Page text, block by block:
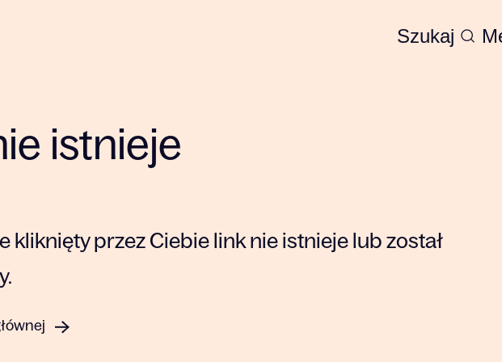
Szukaj
istnieje
kliknięty przez Ciebie link nie istnieje lub został